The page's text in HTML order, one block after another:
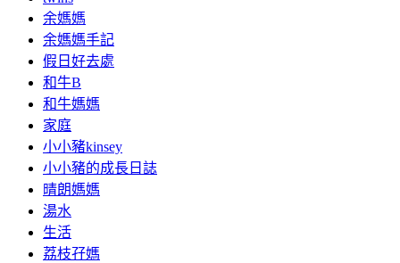
余媽媽
余媽媽手記
假日好去處
和牛B
和牛媽媽
家庭
小小豬kinsey
小小豬的成長日誌
晴朗媽媽
湯水
生活
荔枝孖媽